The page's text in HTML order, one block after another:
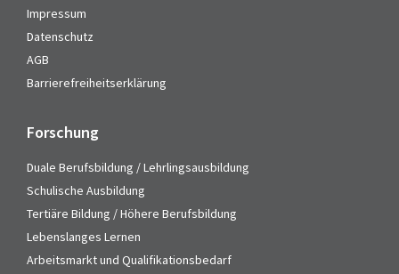
Impressum
Datenschutz
AGB
Barrierefreiheitserklärung
Forschung
Duale Berufsbildung / Lehrlingsausbildung
Schulische Ausbildung
Tertiäre Bildung / Höhere Berufsbildung
Lebenslanges Lernen
Arbeitsmarkt und Qualifikationsbedarf